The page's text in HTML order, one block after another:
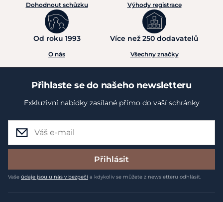
Dohodnout schůzku Výhody registrace
Od roku 1993
O nás
Více než 250 dodavatelů
Všechny značky
Přihlaste se do našeho newsletteru
Exkluzivní nabídky zasílané přímo do vaší schránky
Přihlásit
Vaše údaje jsou u nás v bezpečí a kdykoliv se můžete z newsletteru odhlásit.